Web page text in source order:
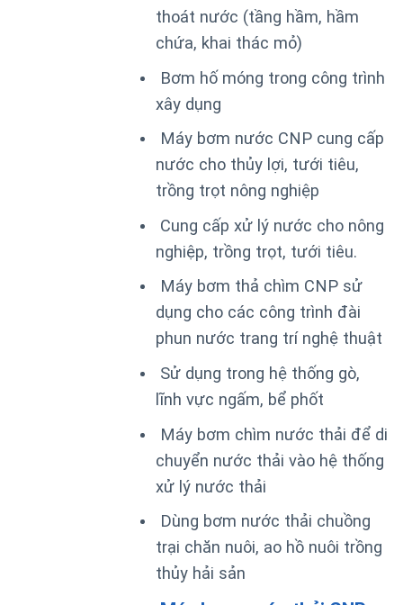
thoát nước (tầng hầm, hầm
chứa, khai thác mỏ)
Bơm hố móng trong công trình
xây dụng
Máy bơm nước CNP cung cấp
nước cho thủy lợi, tưới tiêu,
trồng trọt nông nghiệp
Cung cấp xử lý nước cho nông
nghiệp, trồng trọt, tưới tiêu.
Máy bơm thả chìm CNP sử
dụng cho các công trình đài
phun nước trang trí nghệ thuật
Sử dụng trong hệ thống gò,
lĩnh vực ngấm, bể phốt
Máy bơm chìm nước thải để di
chuyển nước thải vào hệ thống
xử lý nước thải
Dùng bơm nước thải chuồng
trại chăn nuôi, ao hồ nuôi trồng
thủy hải sản